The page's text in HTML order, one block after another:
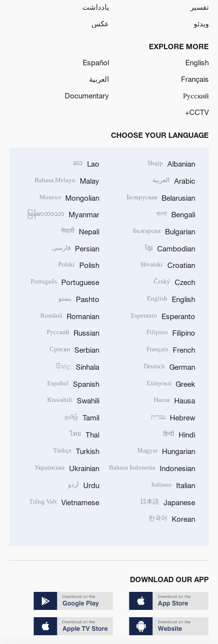
تفسیر
یادداشت
ویدئو
عکس
EXPLORE MORE
English
Español
Français
العربية
Русский
Documentary
CCTV+
CHOOSE YOUR LANGUAGE
Albanian
Shqip
Arabic العربية
Belarusian
Беларуская
Bengali
বাংলা
Bulgarian
Български
Cambodian
ខ្មែរ
Croatian
Hrvatski
Czech
Český
English
English
Esperanto
Esperanto
Filipino
Filipino
French
Français
German
Deutsch
Greek
Ελληνικά
Hausa
Hausa
Hebrew עברית
Hindi
हिन्दी
Hungarian
Magyar
Indonesian
Bahasa Indonesia
Italian
Italiano
Japanese
日本語
Korean
한국어
Lao
ລາວ
Malay
Bahasa Melayu
Mongolian
Монгол
Myanmar
မြန်မာဘာသာ
Nepali
नेपाली
Persian فارسی
Polish
Polski
Portuguese
Português
Pashto پښتو
Romanian
Română
Russian
Русский
Serbian
Српски
Sinhala
සිංහල
Spanish
Español
Swahili
Kiswahili
Tamil
தமிழ்
Thai
ไทย
Turkish
Türkçe
Ukrainian
Українська
Urdu اردو
Vietnamese
Tiếng Việt
DOWNLOAD OUR APP